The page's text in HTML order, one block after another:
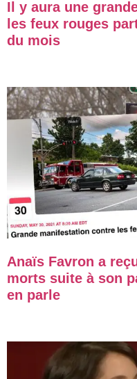
Il y aura une
les feux rouges
du mois
Anaïs Favron a
morts suite à son
en parle